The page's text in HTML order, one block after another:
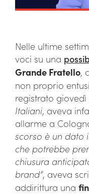
Nelle ultime
voci su una
Grande Fratello,
non proprio
registrato
Italiani, aveva
allarme a
scorso è un dato
che potrebbe
chiusura
brand”, aveva
addirittura una